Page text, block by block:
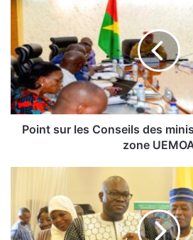
o
t
s
u
r
l
i
Point sur les Conseils des
zone
l